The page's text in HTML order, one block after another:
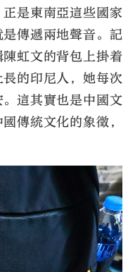
是東南亞這些國家
傳遞兩地聲音。記
虹文的背包上掛着
的印尼人，她每次
這其實也是中國文
傳統文化的象徵，